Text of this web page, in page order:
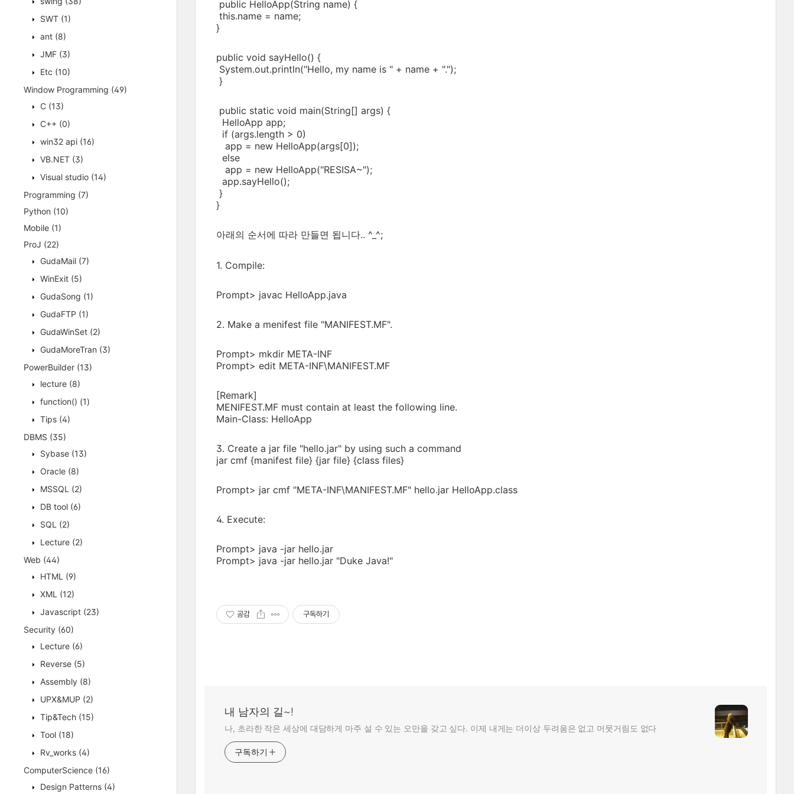
SWT (1)
ant (8)
JMF (3)
Etc (10)
Window Programming (49)
C (13)
C++ (0)
win32 api (16)
VB.NET (3)
Visual studio (14)
Programming (7)
Python (10)
Mobile (1)
ProJ (22)
GudaMail (7)
WinExit (5)
GudaSong (1)
GudaFTP (1)
GudaWinSet (2)
GudaMoreTran (3)
PowerBuilder (13)
lecture (8)
function() (1)
Tips (4)
DBMS (35)
Sybase (13)
Oracle (8)
MSSQL (2)
DB tool (6)
SQL (2)
Lecture (2)
Web (44)
HTML (9)
XML (12)
Javascript (23)
Security (60)
Lecture (6)
Reverse (5)
Assembly (8)
UPX&MUP (2)
Tip&Tech (15)
Tool (18)
Rv_works (4)
ComputerScience (16)
Design Patterns (4)
public HelloApp(String name) {
this.name = name;
}
public void sayHello() {
System.out.println("Hello, my name is " + name + ".");
}
public static void main(String[] args) {
HelloApp app;
if (args.length > 0)
app = new HelloApp(args[0]);
else
app = new HelloApp("RESISA~");
app.sayHello();
}
}
아래의 순서에 따라 만들면 됩니다.. ^_^;
1. Compile:
Prompt> javac HelloApp.java
2. Make a menifest file "MANIFEST.MF".
Prompt> mkdir META-INF
Prompt> edit META-INF\MANIFEST.MF
[Remark]
MENIFEST.MF must contain at least the following line.
Main-Class: HelloApp
3. Create a jar file "hello.jar" by using such a command
jar cmf {manifest file} {jar file} {class files}
Prompt> jar cmf "META-INF\MANIFEST.MF" hello.jar HelloApp.class
4. Execute:
Prompt> java -jar hello.jar
Prompt> java -jar hello.jar "Duke Java!"
공감 구독하기
내 남자의 길~!
나, 초라한 작은 세상에 대담하게 마주 설 수 있는 오만을 갖고 싶다. 이제 내게는 더이상 두려움은 없고 머뭇거림도 없다
구독하기